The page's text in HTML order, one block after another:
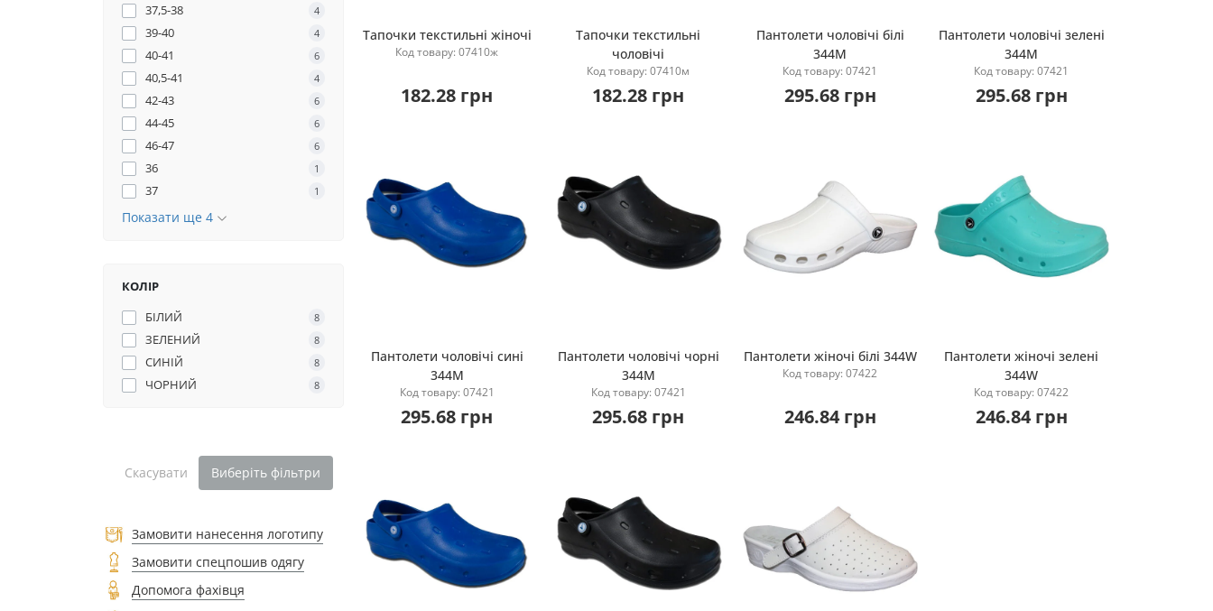
37,5-38 4
39-40 4
40-41 6
40,5-41 4
42-43 6
44-45 6
46-47 6
36 1
37 1
Показати ще 4
КОЛІР
БІЛИЙ
8
ЗЕЛЕНИЙ 8
СИНІЙ 8
ЧОРНИЙ 8
Скасувати Виберіть фільтри
Замовити нанесення логотипу
Замовити спецпошив одягу
Допомога фахівця
Купити
Тапочки текстильні жіночі
Код товару: 07410ж
182.28 грн
Купити
Тапочки текстильні
чоловічі
Код товару: 07410м
182.28 грн
Купити
Пантолети чоловічі білі
344М
Код товару: 07421
295.68 грн
Купити
Пантолети чоловічі зелені
344М
Код товару: 07421
295.68 грн
Купити
Пантолети чоловічі сині
344М
Код товару: 07421
295.68 грн
Купити
Пантолети чоловічі чорні
344М
Код товару: 07421
295.68 грн
Купити
Пантолети жіночі білі 344W
Код товару: 07422
246.84 грн
Купити
Пантолети жіночі зелені
344W
Код товару: 07422
246.84 грн